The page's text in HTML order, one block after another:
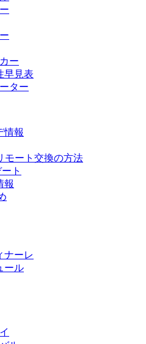
ー
早見表
ター
情報
モート交換の方法
ト
報
ナーレ
ール